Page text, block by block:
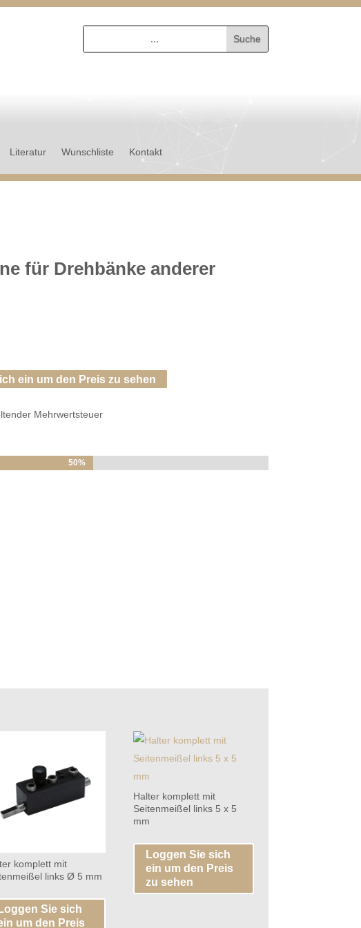
Literatur Wunschliste Kontakt
für Drehbänke anderer
ein um den Preis zu sehen
Mehrwertsteuer
50%
50%
komplett mit
links Ø 5 mm
Loggen Sie sich
um den Preis
Halter komplett mit
Seitenmeißel links 5 x 5
mm
Loggen Sie sich
ein um den Preis
zu sehen